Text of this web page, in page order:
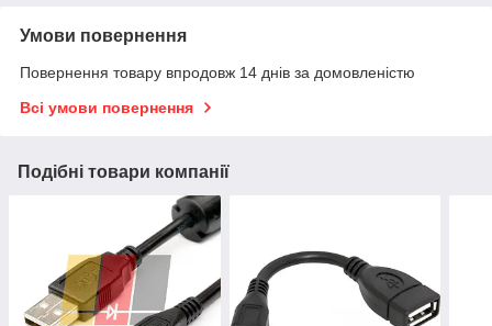
Умови повернення
Повернення товару впродовж 14 днів за домовленістю
Всі умови повернення
Подібні товари компанії